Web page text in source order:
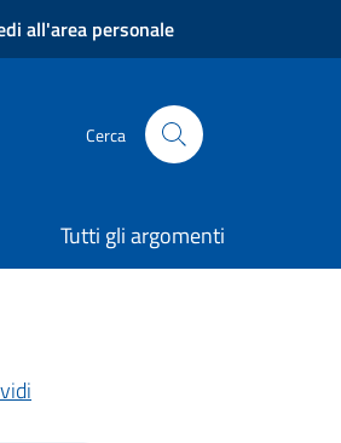
all'area personale
Cerca
Tutti gli argomenti